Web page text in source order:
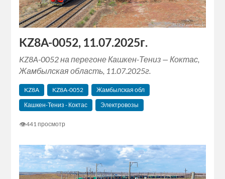
KZ8A-0052, 11.07.2025г.
KZ8A-0052 на перегоне Кашкен-Тениз — Коктас,
Жамбылская область, 11.07.2025г.
KZ8A KZ8A-0052
Жамбылская обл
Кашкен-Тениз - Коктас
Электровозы
👁441 просмотр